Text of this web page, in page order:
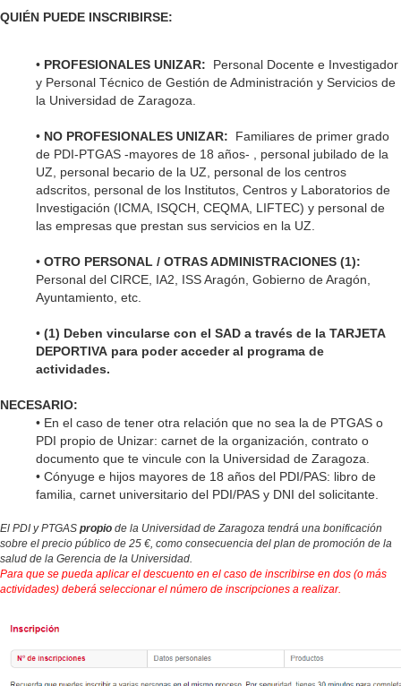
QUIÉN PUEDE INSCRIBIRSE:
• PROFESIONALES UNIZAR: Personal Docente e Investigador
y Personal Técnico de Gestión de Administración y Servicios de
la Universidad de Zaragoza.
• NO PROFESIONALES UNIZAR: Familiares de primer grado
de PDI-PTGAS -mayores de 18 años- , personal jubilado de la
UZ, personal becario de la UZ, personal de los centros
adscritos, personal de los Institutos, Centros y Laboratorios de
Investigación (ICMA, ISQCH, CEQMA, LIFTEC) y personal de
las empresas que prestan sus servicios en la UZ.
• OTRO PERSONAL / OTRAS ADMINISTRACIONES (1):
Personal del CIRCE, IA2, ISS Aragón, Gobierno de Aragón,
Ayuntamiento, etc.
• (1) Deben vincularse con el SAD a través de la TARJETA
DEPORTIVA para poder acceder al programa de
actividades.
NECESARIO:
• En el caso de tener otra relación que no sea la de PTGAS o
PDI propio de Unizar: carnet de la organización, contrato o
documento que te vincule con la Universidad de Zaragoza
• Cónyuge e hijos mayores de 18 años del PDI/PAS: libro de
familia, carnet universitario del PDI/PAS y DNI del solicitante.
El PDI y PTGAS propio de la Universidad de Zaragoza tendrá una bonificación
sobre el precio público de 25 €, como consecuencia del plan de promoción de la
salud de la Gerencia de la Universidad.
Para que se pueda aplicar el descuento en el caso de inscribirse en dos (o más
actividades) deberá seleccionar el número de inscripciones a realizar.